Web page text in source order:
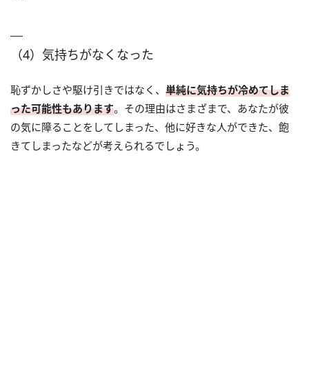
（4）気持ちがなくなった
恥ずかしさや駆け引きではなく、 単純に気持ちが冷めてしま
った可能性もあります。その理由はさまざまで、あなたが彼
の気に障ることをしてしまった、他に好きな人ができた、飽
きてしまったなどが考えられるでしょう。